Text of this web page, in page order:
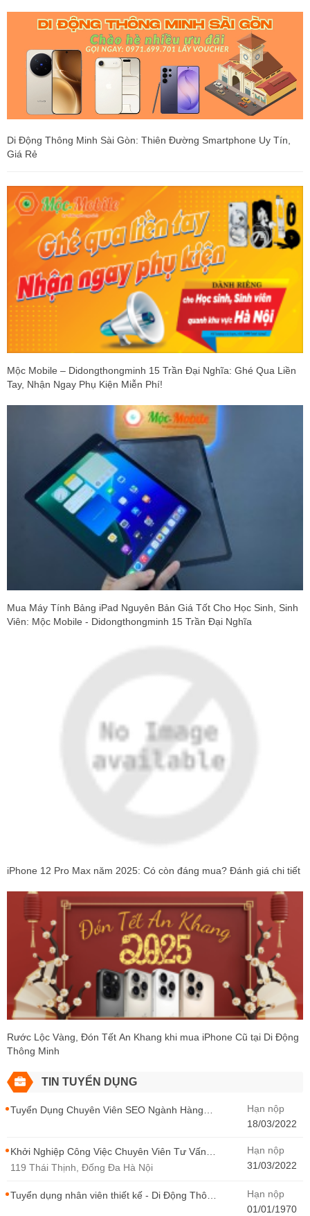
Di Động Thông Minh Sài Gòn: Thiên Đường Smartphone Uy Tín,
Giá Rẻ
Mộc Mobile – Didongthongminh 15 Trần Đại Nghĩa: Ghé Qua Liền
Tay, Nhận Ngay Phụ Kiện Miễn Phí!
Mua Máy Tính Bảng iPad Nguyên Bản Giá Tốt Cho Học Sinh, Sinh
Viên: Mộc Mobile - Didongthongminh 15 Trần Đại Nghĩa
iPhone 12 Pro Max năm 2025: Có còn đáng mua? Đánh giá chi tiết
Rước Lộc Vàng, Đón Tết An Khang khi mua iPhone Cũ tại Di Động
Thông Minh
TIN TUYỂN DỤNG
Tuyển Dụng Chuyên Viên SEO Ngành Hàng
Hạn nộp
18/03/2022
Khởi Nghiệp Công Việc Chuyên Viên Tư Vấn
Bán Hàng Di Động Thông Minh
119 Thái Thịnh, Đống Đa Hà Nội
Hạn nộp
31/03/2022
Tuyển dụng nhân viên thiết kế - Di Động Thông
Hạn nộp
01/01/1970